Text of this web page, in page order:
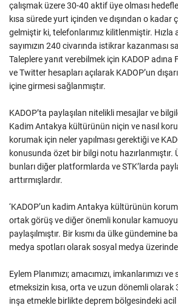
Galeri
İletişim
Bağış ve Yardım
çalışmak üzere 30-40 aktif üye olması
kısa sürede yurt içinden ve dışından o kadar
gelmiştir ki, telefonlarımız kilitlenmiştir. Hızla
sayımızın 240 civarında istikrar kazanması
Taleplere yanıt verebilmek için KADOP
ve Twitter hesapları açılarak KADOP’un
içine girmesi sağlanmıştır.
KADOP’ta paylaşılan nitelikli mesajlar ve
Kadim Antakya kültürünün niçin ve nasıl
korumak için neler yapılması gerektiği ve
konusunda özet bir bilgi notu hazırlanmıştır.
bunları diğer platformlarda ve STK’larda
arttırmışlardır.
‘KADOP’un kadim Antakya kültürünün
ortak görüş ve diğer önemli konular
paylaşılmıştır. Bir kısmı da ülke gündemine
medya spotları olarak sosyal medya
Eylem Planımızı; amacımızı, imkanlarımızı ve
etmeksizin kısa, orta ve uzun dönemli olarak
inşa etmekle birlikte deprem bölgesindeki